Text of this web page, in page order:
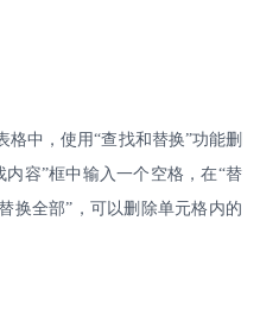
格中，使用“查找和替换”功能删
容”框中输入一个空格，在“替
换全部”，可以删除单元格内的